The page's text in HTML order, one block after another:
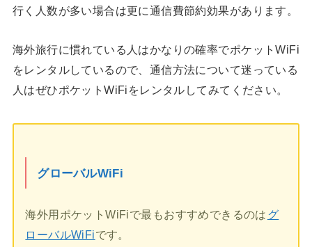
行く人数が多い場合は更に通信費節約効果があります。
海外旅行に慣れている人はかなりの確率でポケットWiFi
をレンタルしているので、通信方法について迷っている
人はぜひポケットWiFiをレンタルしてみてください。
グローバルWiFi
海外用ポケットWiFiで最もおすすめできるのは グ
ローバルWiFiです。